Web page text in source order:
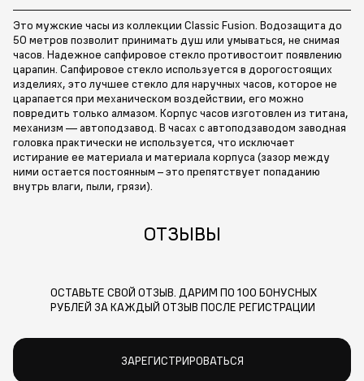
Это мужские часы из коллекции Classic Fusion. Водозащита до
50 метров позволит принимать душ или умываться, не снимая
часов. Надежное сапфировое стекло противостоит появлению
царапин. Сапфировое стекло используется в дорогостоящих
изделиях, это лучшее стекло для наручных часов, которое не
царапается при механическом воздействии, его можно
повредить только алмазом. Корпус часов изготовлен из титана,
механизм — автоподзавод. В часах с автоподзаводом заводная
головка практически не используется, что исключает
истирание ее материала и материала корпуса (зазор между
ними остается постоянным – это препятствует попаданию
внутрь влаги, пыли, грязи).
ОТЗЫВЫ
ОСТАВЬТЕ СВОЙ ОТЗЫВ. ДАРИМ ПО 100 БОНУСНЫХ
РУБЛЕЙ ЗА КАЖДЫЙ ОТЗЫВ ПОСЛЕ РЕГИСТРАЦИИ
ЗАРЕГИСТРИРОВАТЬСЯ